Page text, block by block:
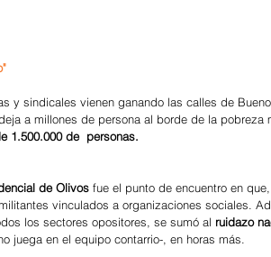
y sindicales vienen ganando las calles de
a millones de persona al borde de la pobreza
1.500.000 de  personas.
de Olivos fue el punto de encuentro en
vinculados a organizaciones sociales.
los sectores opositores, se sumó al ruidazo
juega en el equipo contarrio-, en horas más.